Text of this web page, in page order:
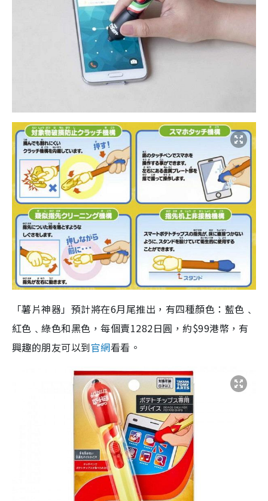
「薯片神器」預計將在6月尾推出，有四種顏色：藍色﹑
紅色﹑綠色和黑色，每個賣1282日圓，約$99港幣，有
興趣的朋友可以到官網看看。